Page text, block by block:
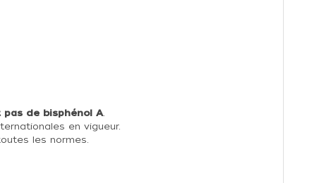
de bisphénol A
en vigueur.
les normes.